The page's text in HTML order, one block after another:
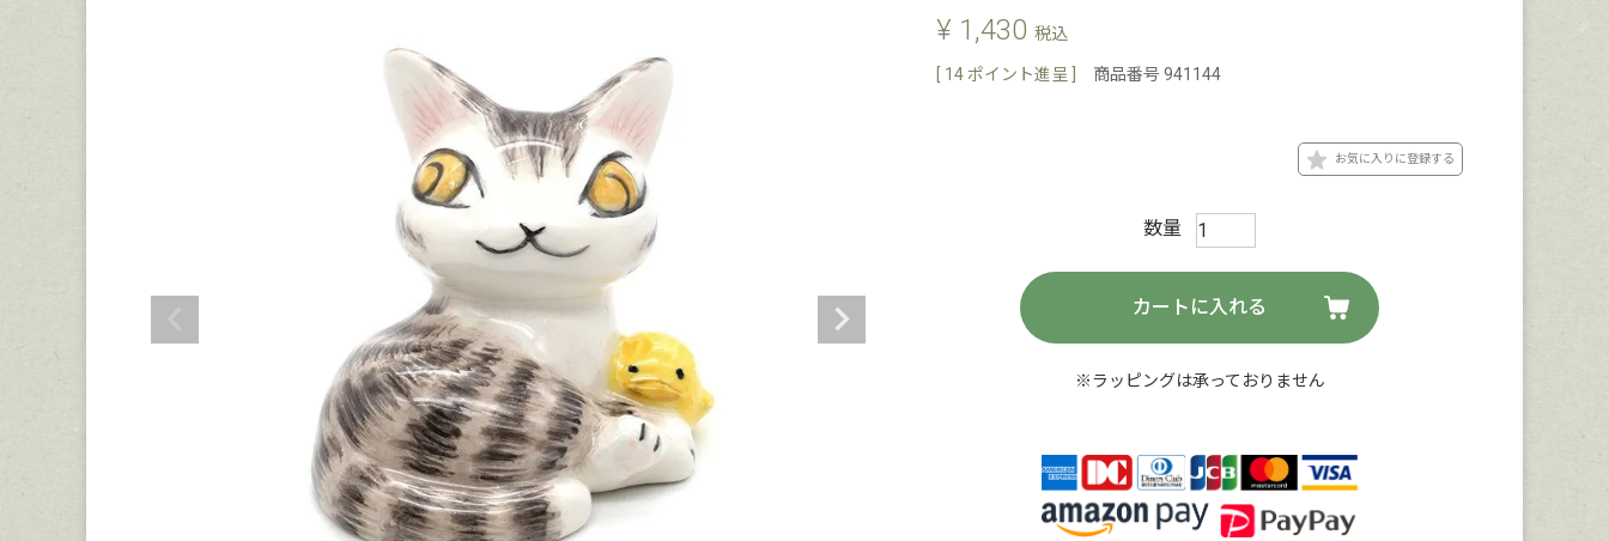
¥ 1,430 税込
14ポイント進呈 ] 商品番号 941144
お気に入りに登録する
カートに入れる
※ラッピングは承っておりません